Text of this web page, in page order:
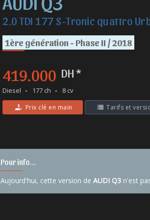
2.0 TDI 177 S-Tronic quattro
1ère génération - Phase II / 2018
419.000 DH *
Diesel 177 ch 8 cv
Prix clé en main Tarifs et
Pour info...
Aujourd'hui, cette version de AUDI Q3 n'est